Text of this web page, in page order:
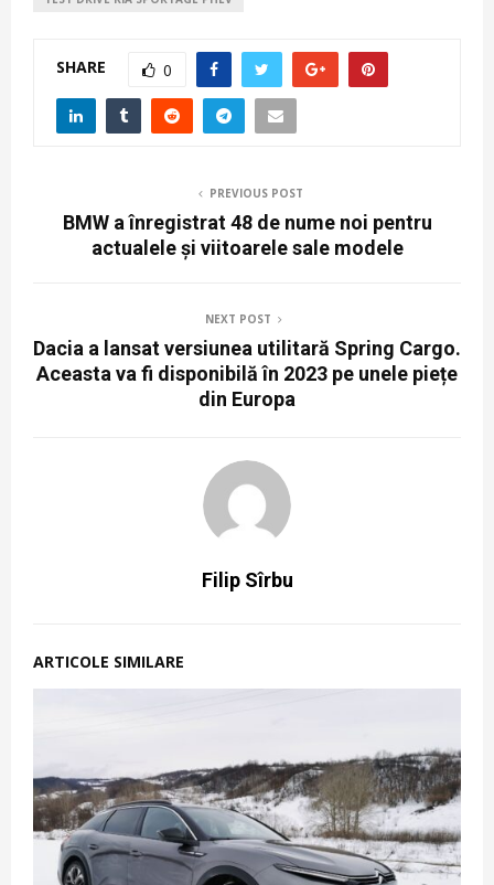
SHARE 0
PREVIOUS POST
BMW a înregistrat 48 de nume noi pentru
actualele și viitoarele sale modele
NEXT POST
Dacia a lansat versiunea utilitară Spring Cargo.
Aceasta va fi disponibilă în 2023 pe unele piețe
din Europa
Filip Sîrbu
ARTICOLE SIMILARE